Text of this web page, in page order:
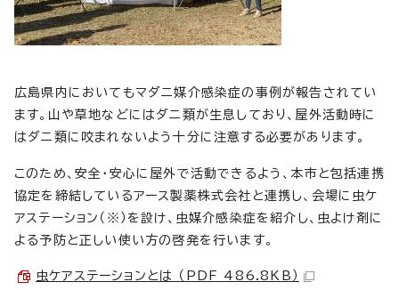
広島県内においてもマダニ媒介感染症の事例が報告されてい
ます。山や草地などにはダニ類が生息しており、屋外活動時に
はダニ類に咬まれないよう十分に注意する必要があります。
このため、安全・安心に屋外で活動できるよう、本市と包括連携
協定を締結しているアース製薬株式会社と連携し、会場に虫ケ
アステーション（※）を設け、虫媒介感染症を紹介し、虫よけ剤に
よる予防と正しい使い方の啓発を行います。
虫ケアステーションとは （PDF 486.8KB）